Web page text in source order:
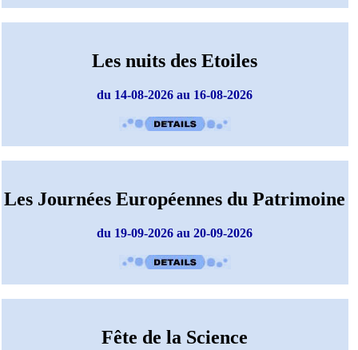
Les nuits des Etoiles
du 14-08-2026 au 16-08-2026
Les Journées Européennes du Patrimoine
du 19-09-2026 au 20-09-2026
Fête de la Science